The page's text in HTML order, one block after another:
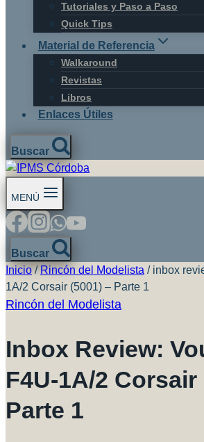
Tutoriales y Paso a Paso
Quick Tips
Material de Referencia
Walkaround
Revistas
Libros
Enlaces Útiles
Buscar
MENÚ
Buscar
Inicio / Rincón del Modelista / inbox
1A/2 Corsair (5001) – Parte 1
Rincón del Modelista
Inbox Review:
F4U-1A/2 Corsair
Parte 1